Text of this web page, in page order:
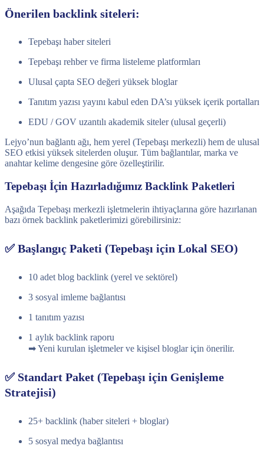
Önerilen backlink siteleri:
Tepebaşı haber siteleri
Tepebaşı rehber ve firma listeleme platformları
Ulusal çapta SEO değeri yüksek bloglar
Tanıtım yazısı yayını kabul eden DA’sı yüksek içerik portalları
EDU / GOV uzantılı akademik siteler (ulusal geçerli)
Lejyo’nun bağlantı ağı, hem yerel (Tepebaşı merkezli) hem de ulusal
SEO etkisi yüksek sitelerden oluşur. Tüm bağlantılar, marka ve
anahtar kelime dengesine göre özelleştirilir.
Tepebaşı İçin Hazırladığımız Backlink Paketleri
Aşağıda Tepebaşı merkezli işletmelerin ihtiyaçlarına göre hazırlanan
bazı örnek backlink paketlerimizi görebilirsiniz:
✅ Başlangıç Paketi (Tepebaşı için Lokal SEO)
10 adet blog backlink (yerel ve sektörel)
3 sosyal imleme bağlantısı
1 tanıtım yazısı
1 aylık backlink raporu
➡ Yeni kurulan işletmeler ve kişisel bloglar için önerilir.
✅ Standart Paket (Tepebaşı için Genişleme
Stratejisi)
25+ backlink (haber siteleri + bloglar)
5 sosyal medya bağlantısı